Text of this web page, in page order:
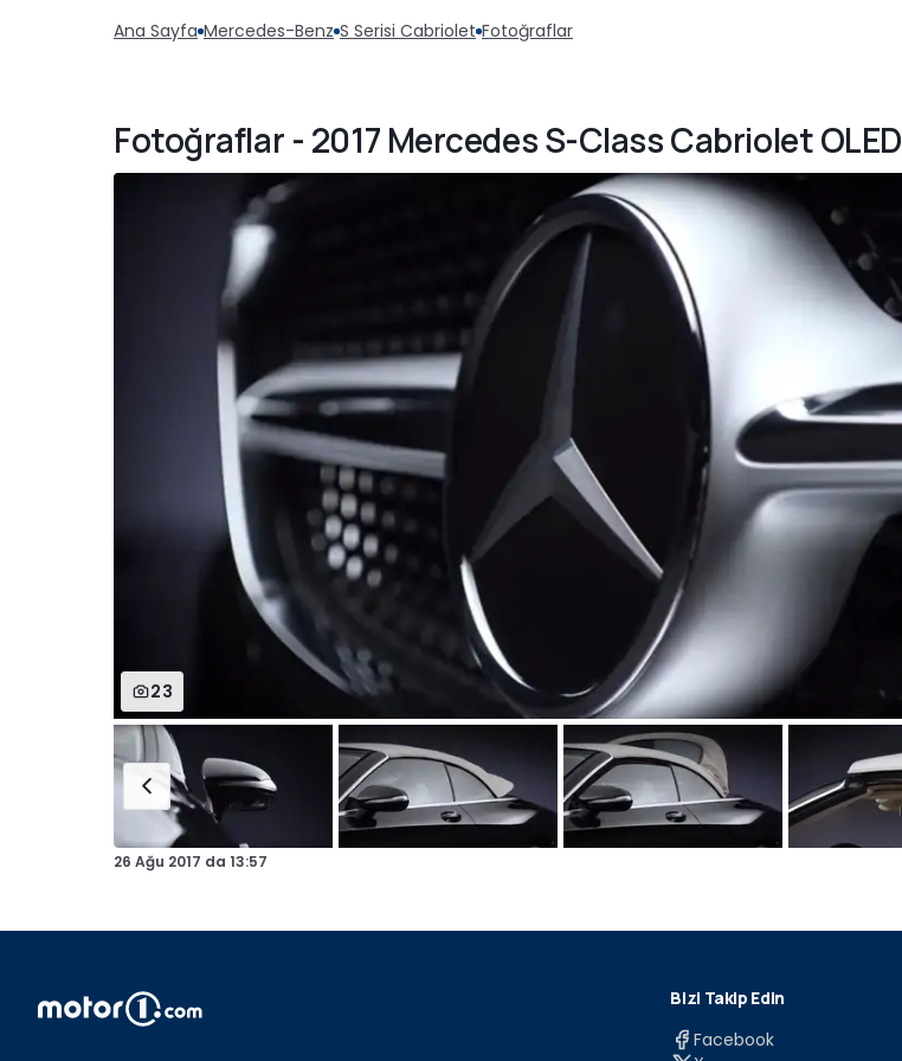
Ana Sayfa Mercedes-Benz S Serisi Cabriolet Fotoğraflar
Fotoğraflar - 2017 Mercedes S-Class Cabriolet OLED
23
26 Ağu 2017 da 13:57
Bizi Takip Edin
Facebook